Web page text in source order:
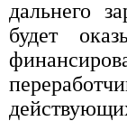
дальнего
будет